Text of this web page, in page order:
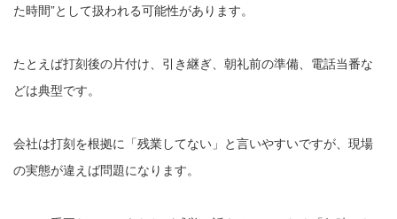
た時間”として扱われる可能性があります。
たとえば打刻後の片付け、引き継ぎ、朝礼前の準備、電話当番な
どは典型です。
会社は打刻を根拠に「残業してない」と言いやすいですが、現場
の実態が違えば問題になります。